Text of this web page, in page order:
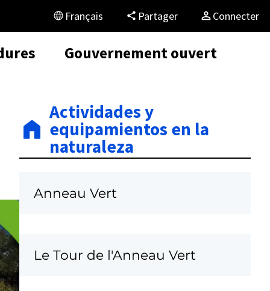
Français Partager Connecter
Gouvernement ouvert
Actividades y
equipamientos en la
naturaleza
Anneau Vert
Le Tour de l'Anneau Vert